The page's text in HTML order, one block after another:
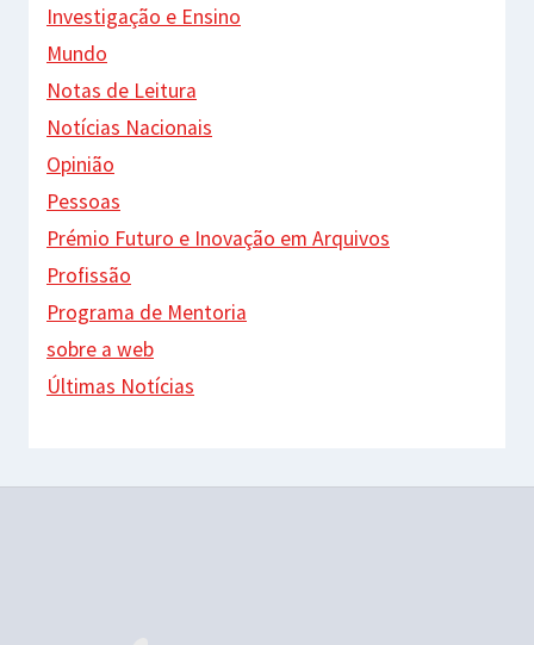
Investigação e Ensino
Mundo
Notas de Leitura
Notícias Nacionais
Opinião
Pessoas
Prémio Futuro e Inovação em Arquivos
Profissão
Programa de Mentoria
sobre a web
Últimas Notícias